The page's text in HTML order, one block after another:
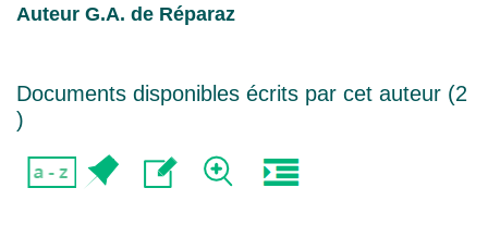
Auteur G.A. de Réparaz
Documents disponibles écrits par cet auteur (2
)